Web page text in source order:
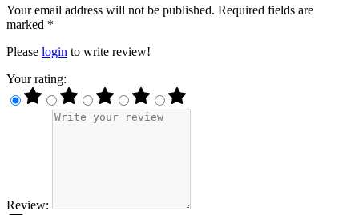
Your email address will not be published. Required fields are
marked *
Please login to write review!
Your rating:
Review: